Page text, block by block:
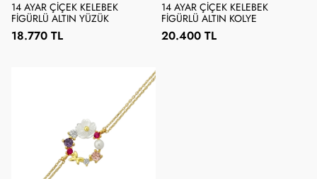
14 AYAR ÇIÇEK KELEBEK
FIGÜRLÜ ALTIN YÜZÜK
18.770 TL
14 AYAR ÇIÇEK KELEBEK
FIGÜRLÜ ALTIN KOLYE
20.400 TL